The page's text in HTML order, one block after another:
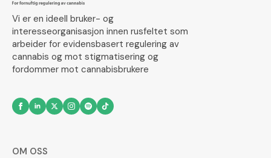
Vi er en ideell bruker- og
interesseorganisasjon innen rusfeltet som
arbeider for evidensbasert regulering av
cannabis og mot stigmatisering og
fordommer mot cannabisbrukere
OM OSS